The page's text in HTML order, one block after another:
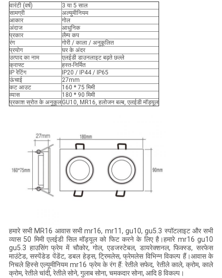
वारंटी (वर्ष)
3 या 5 साल
सामग्री
अल्युमीनियम
आकार
गोल
अंदाज
आधुनिक
प्रकार
लैम्प कप
रंग
गोरी / काला / अनुकूलित
प्रयोग
घर के अंदर
उत्पाद का नाम
एलईडी डाउनलाइट बढ़ते छल्ले
क्राफ्ट
हस्त-निर्मित
IP रेटिंग
IP20 / IP44 / IP65
ऊंचाई
27mm
कट आउट
160 * 75 मिमी
व्यास
180 * 90 मिमी
प्रकाश स्रोत के अनुकूलGU10, MR16, हलोजन बल्ब, एलईडी मॉड्यूल
हमारे सभी MR16 आवास सभी mr16, mr11, gu10, gu5.3 स्पॉटलाइट और सभी
व्यास 50 मिमी एलईडी सिल मॉड्यूल को फिट करने के लिए है।हमारे mr16 gu10
gu5.3 हाउसिंग फ्रेम में चौकोर, गोल, एडजस्टेबल, डायरेक्शनल, फिक्स्ड, सरफेस
माउंटेड, सस्पेंडेड पेंडेंट, डबल हेड्स, ट्रिमलेस, फ्रेमलेस विभिन्न विकल्प हैं।आवास के
निचले हिस्से एल्यूमीनियम mr16 फ्रेम के रंग हैं: रेतीले सफेद, रेतीले काले, क्रोम, काले
क्रोम, रेतीले चांदी, रेतीले सोने, गुलाब सोना, चमकदार सोना, आदि 8 विकल्प।